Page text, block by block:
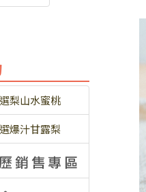
梨山水蜜桃
爆汁甘露梨